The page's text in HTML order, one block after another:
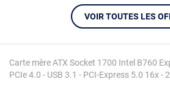
Carte mère ATX Socket 1700 Intel B760
PCIe 4.0 - USB 3.1 - PCI-Express 5.0 16x -
VOIR TOUTES LES